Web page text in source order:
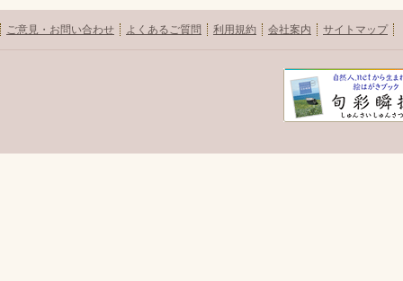
ご意見・お問い合わせ よくあるご質問 利用規約 会社案内 サイトマップ